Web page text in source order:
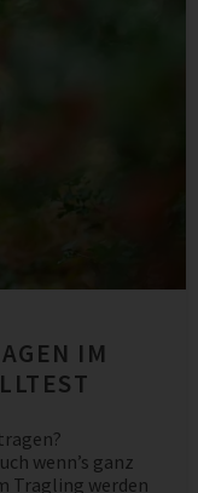
IM
wenn’s ganz
Tragling werden